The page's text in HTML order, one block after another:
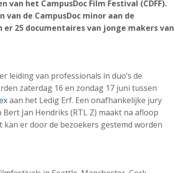
het CampusDoc Film Festival (CDFF).
de CampusDoc minor aan de
25 documentaires van jonge makers van
leiding van professionals in duo’s de
zaterdag 16 en zondag 17 juni tussen
aan het Ledig Erf. Een onafhankelijke jury
Jan Hendriks (RTL Z) maakt na afloop
er door de bezoekers gestemd worden